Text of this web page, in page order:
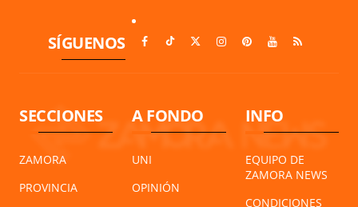
SÍGUENOS
SECCIONES
ZAMORA
PROVINCIA
A FONDO
UNI
OPINIÓN
INFO
EQUIPO DE
ZAMORA NEWS
CONDICIONES